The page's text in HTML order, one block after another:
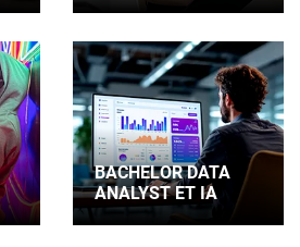
BACHELOR DATA
ANALYST ET IA